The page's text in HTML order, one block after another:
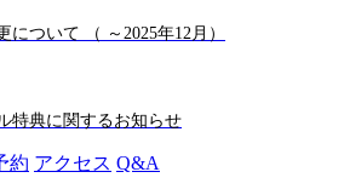
について （ ～2025年12月）
特典に関するお知らせ
約 アクセス Q&A